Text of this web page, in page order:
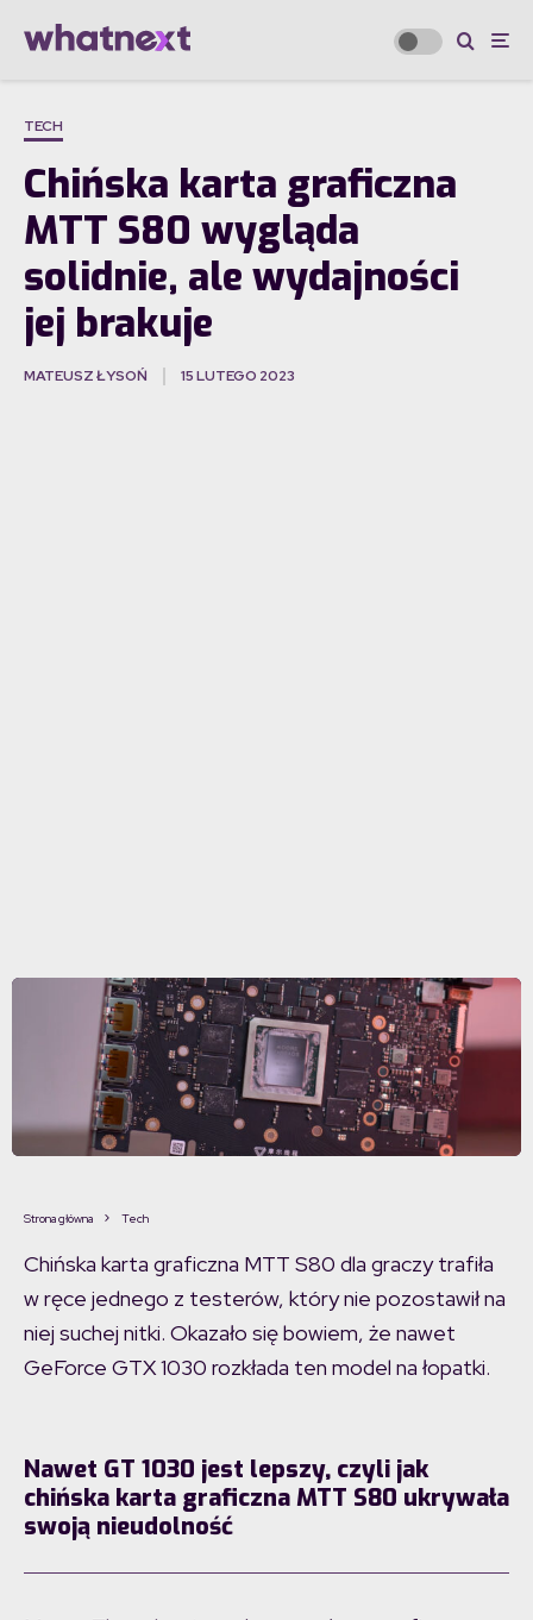
TECH
Chińska karta graficzna
MTT S80 wygląda
solidnie, ale wydajności
jej brakuje
MATEUSZ ŁYSOŃ 15 LUTEGO 2023
Strona główna Tech
Chińska karta graficzna MTT S80 dla graczy trafiła
w ręce jednego z testerów, który nie pozostawił na
niej suchej nitki. Okazało się bowiem, że nawet
GeForce GTX 1030 rozkłada ten model na łopatki.
Nawet GT 1030 jest lepszy, czyli jak
chińska karta graficzna MTT S80 ukrywała
swoją nieudolność